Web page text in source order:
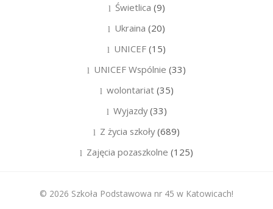
Świetlica (9)
Ukraina (20)
UNICEF (15)
UNICEF Wspólnie (33)
wolontariat(35)
Wyjazdy(33)
Z życia szkoły(689)
Zajęcia pozaszkolne (125)
© 2026 Szkoła Podstawowa nr 45 w Katowicach!